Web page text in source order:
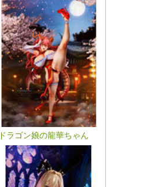
ドラゴン娘の龍華ちゃん